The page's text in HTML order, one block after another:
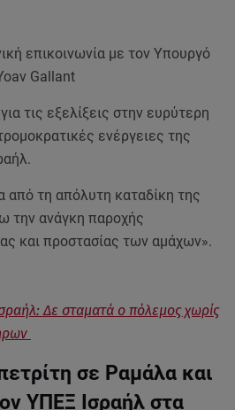
επικοινωνία με τον Υπουργό
Gallant
τις εξελίξεις στην ευρύτερη
ενέργειες της
από τη απόλυτη καταδίκη της
την ανάγκη παροχής
και προστασίας των αμάχων».
Δε σταματά ο πόλεμος χωρίς
σε Ραμάλα και
ΥΠΕΞ Ισραήλ στα